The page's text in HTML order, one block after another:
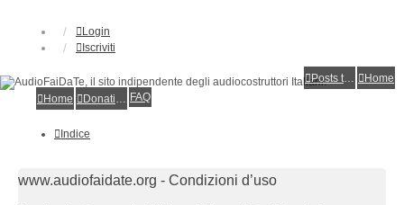
Login
Iscriviti
Posts toplist
Home
Home
Donations FAQ
Indice
www.audiofaidate.org - Condizioni d’uso